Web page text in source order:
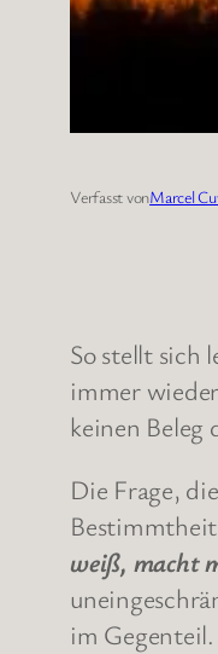
Verfasst vonMarcel
So stellt sich
immer
keinen
Die Frage,
weiß, macht
im Gegenteil.